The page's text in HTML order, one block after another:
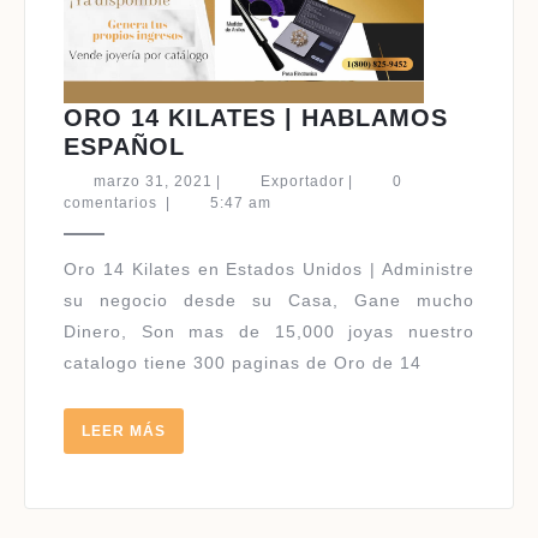
ORO 14 KILATES | HABLAMOS
ESPAÑOL
14
KILATES
HABLAMOS
ESPAÑOL
marzo 31, 2021 marzo
31,
ExportadorExportador
0
comentarios
5:47 am
Oro 14 Kilates en Estados Unidos | Administre
su negocio desde su Casa, Gane mucho
Dinero, Son mas de 15,000 joyas nuestro
catalogo tiene 300 paginas de Oro de 14
LEER MÁS
MÁS